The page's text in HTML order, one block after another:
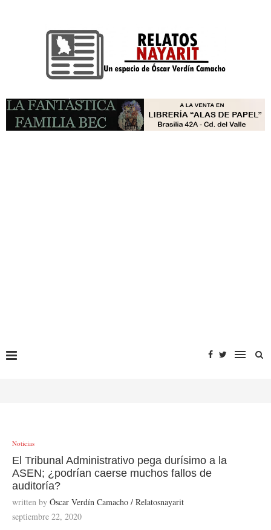
Noticias
El Tribunal Administrativo pega durísimo a la
ASEN; ¿podrían caerse muchos fallos de
auditoría?
written by Óscar Verdín Camacho / Relatosnayarit
septiembre 22, 2020